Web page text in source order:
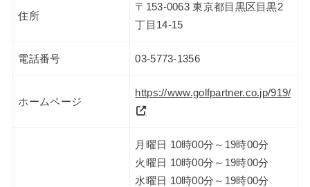
住所
〒153-0063 東京都目黒区目黒2
丁目14-15
電話番号 03-5773-1356
ホームページ
https://www.golfpartner.co.jp/919/
月曜日 10時00分～19時00分
火曜日 10時00分～19時00分
水曜日 10時00分～19時00分